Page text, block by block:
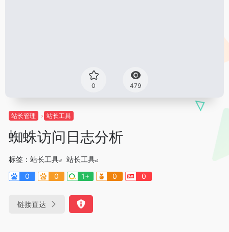
0 479
站长管理 站长工具
蜘蛛访问日志分析
标签： 站长工具
站长工具
0
0 1+ 0 0
链接直达